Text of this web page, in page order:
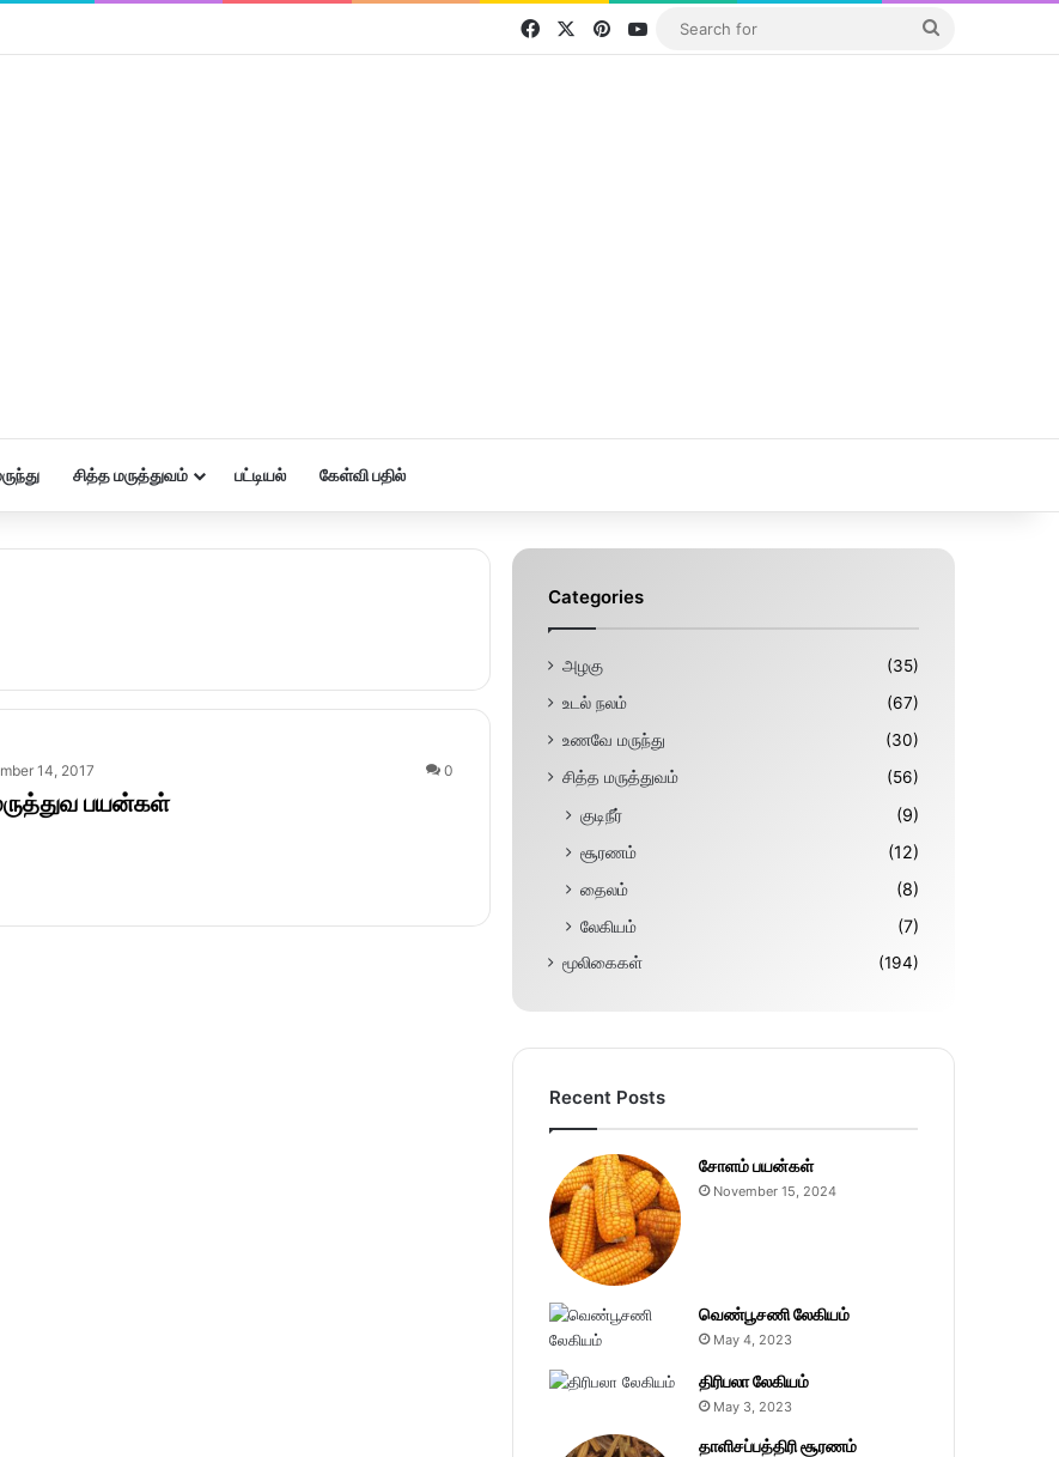
FacebookPinterestYouTube
சித்த மருத்துவம் பட்டியல் கேள்வி பதில்
14, 2017 0
பயன்கள்
Categories
அழகு
(35)
உடல் நலம்
(67)
உணவே மருந்து
(30)
சித்த மருத்துவம்
(56)
குடிநீர்
(9)
சூரணம்
(12)
தைலம்
(8)
லேகியம்
(7)
மூலிகைகள் (194)
Recent Posts
சோளம் பயன்கள்
November 15, 2024
வெண்பூசணி லேகியம்
May 4, 2023
திரிபலா லேகியம்
May 3, 2023
தாளிசப்பத்திரி சூரணம்